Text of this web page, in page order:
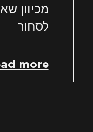
מכיוון
לסחור
more >